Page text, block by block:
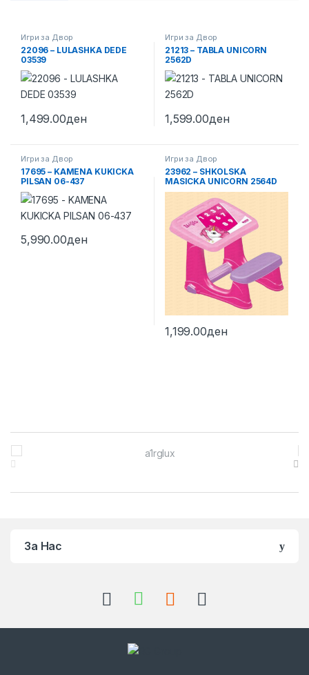
Игри за Двор
22096 – LULASHKA DEDE
03539
1,499.00ден
Игри за Двор
21213 – TABLA UNICORN
2562D
1,599.00ден
Игри за Двор
17695 – KAMENA KUKICKA
PILSAN 06-437
5,990.00ден
Игри за Двор
23962 – SHKOLSKA
MASICKA UNICORN 2564D
1,199.00ден
Brands Carousel
За Нас